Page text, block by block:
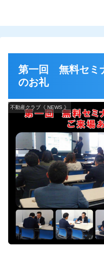
第一回 無料セミ
のお礼
不動産クラブ《 NEWS 》